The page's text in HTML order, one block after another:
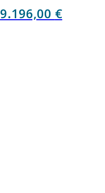
9.196,00 €Rango